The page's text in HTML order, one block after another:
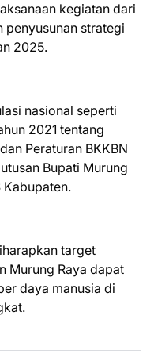
kegiatan dari
penyusunan strategi
2025.
nasional seperti
2021 tentang
Peraturan BKKBN
Bupati Murung
Kabupaten.
target
Murung Raya dapat
daya manusia di